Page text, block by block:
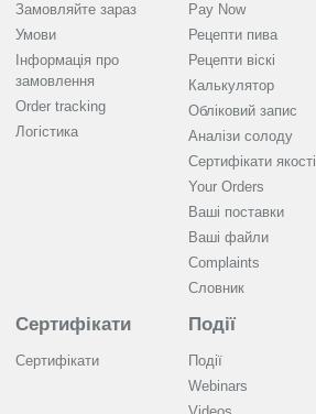
Замовляйте зараз
Умови
Інформація про
замовлення
Order tracking
Логістика
Pay Now
Рецепти пива
Рецепти віскі
Калькулятор
Обліковий запис
Аналізи солоду
Cертифікати якості
Your Orders
Ваші поставки
Ваші файли
Complaints
Словник
Сертифікати
Сертифікати
Події
Події
Webinars